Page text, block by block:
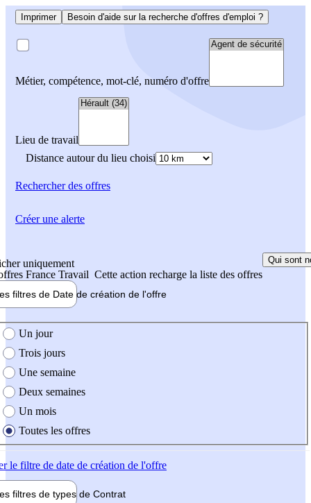
Imprimer Besoin d'aide sur la recherche d'offres d'emploi ?
Métier, compétence, mot-clé, numéro d'offre
Lieu de travail
Distance autour du lieu choisi
Rechercherdes offres
uniquement
France Travail Cette action recharge la liste des offres
Qui sont
filtres de Date de création de l'offre
création de l'offre
Un jour
Trois jours
Une semaine
Deux semaines
Un mois
Toutes les offres
le filtre de date de création de l'offre
filtres de types de Contrat
Créer une alerte